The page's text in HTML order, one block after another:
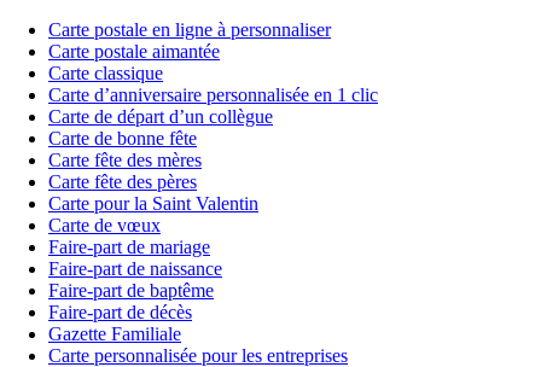
Carte postale en ligne à personnaliser
Carte postale aimantée
Carte classique
Carte d’anniversaire personnalisée en 1 clic
Carte de départ d’un collègue
Carte de bonne fête
Carte fête des mères
Carte fête des pères
Carte pour la Saint Valentin
Carte de vœux
Faire-part de mariage
Faire-part de naissance
Faire-part de baptême
Faire-part de décès
Gazette Familiale
Carte personnalisée pour les entreprises